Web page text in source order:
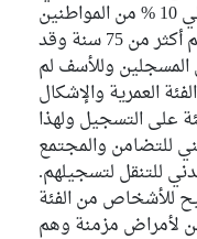
الأولوية رقم واحد تعني منهم أكثر من 75 سنة وقد
من 72 % من المسجلين وللأسف لم
هذه الفئة العمرية والإشكال
على التسجيل ولهذا
للتضامن والمجتمع
للتنقل لتسجيلهم.
للأشخاص من الفئة
و65 الحاملين لأمراض مزمنة وهم